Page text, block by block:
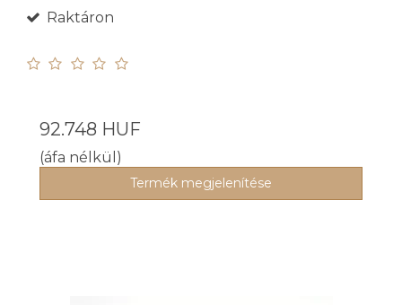
Raktáron
92.748 HUF
(áfa nélkül)
Termék megjelenítése